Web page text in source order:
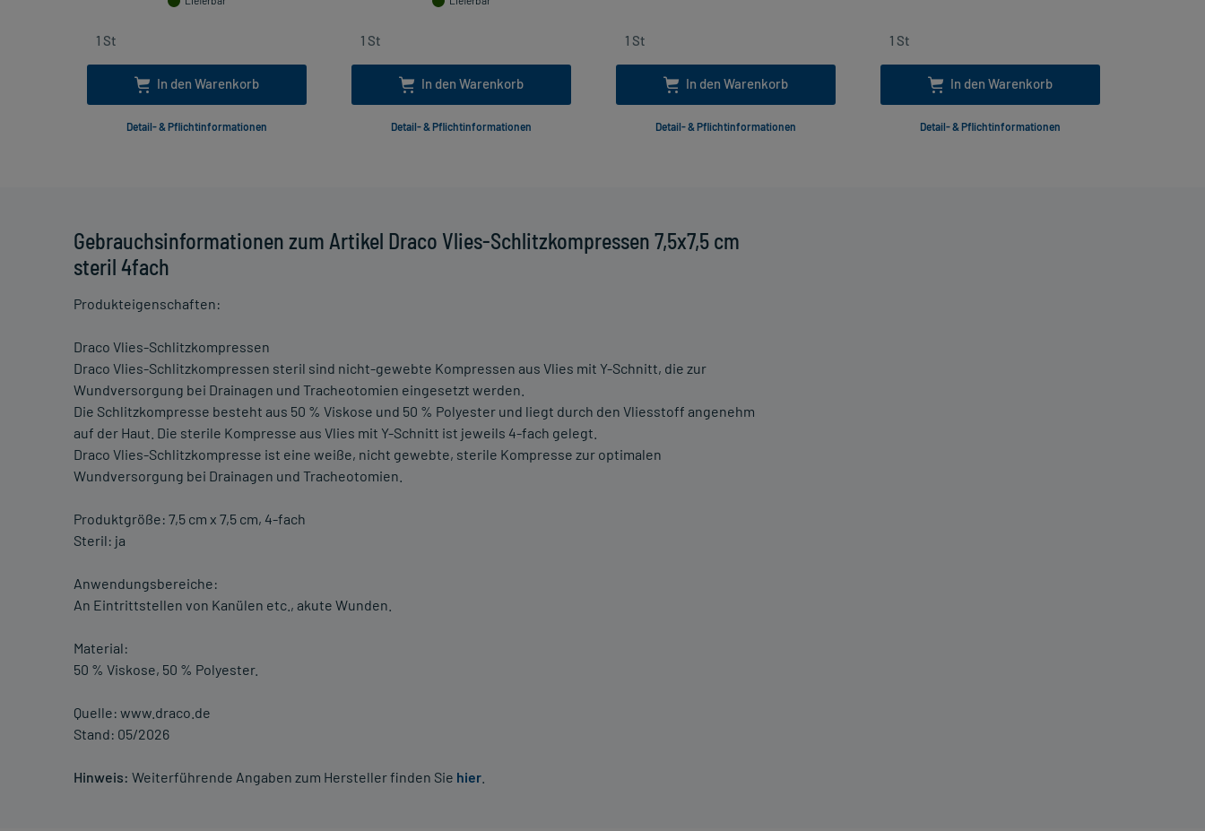
Gebrauchsinformationen zum Artikel Draco Vlies-Schlitzkompressen 7,5x7,5 cm
steril 4fach
Produkteigenschaften:
Draco Vlies-Schlitzkompressen
Draco Vlies-Schlitzkompressen steril sind nicht-gewebte Kompressen aus Vlies mit Y-Schnitt, die zur
Wundversorgung bei Drainagen und Tracheotomien eingesetzt werden.
Die Schlitzkompresse besteht aus 50 % Viskose und 50 % Polyester und liegt durch den Vliesstoff angenehm
auf der Haut. Die sterile Kompresse aus Vlies mit Y-Schnitt ist jeweils 4-fach gelegt.
Draco Vlies-Schlitzkompresse ist eine weiße, nicht gewebte, sterile Kompresse zur optimalen
Wundversorgung bei Drainagen und Tracheotomien.
Produktgröße: 7,5 cm x 7,5 cm, 4-fach
Steril: ja
Anwendungsbereiche:
An Eintrittstellen von Kanülen etc., akute Wunden.
Material:
50 % Viskose, 50 % Polyester.
Quelle: www.draco.de
Stand: 05/2026
Hinweis: Weiterführende Angaben zum Hersteller finden Sie hier
In den Warenkorb
Detail- & Pflichtinformationen
In den Warenkorb
Detail- & Pflichtinformationen
In den Warenkorb
Detail- & Pflichtinformationen
In den Warenkorb
Detail- & Pflichtinformationen